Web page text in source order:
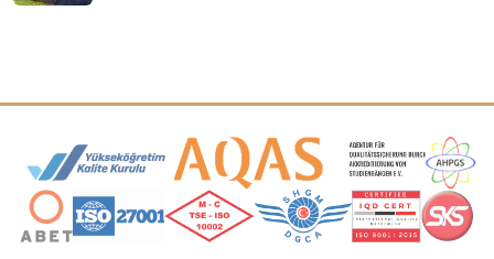
Akreditasyon ve Üyelik Logoları